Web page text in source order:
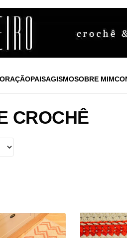
PAISAGISMOSOBRE MIM
CROCHÊ